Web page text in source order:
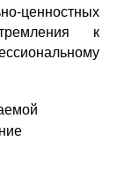
ценностных
к